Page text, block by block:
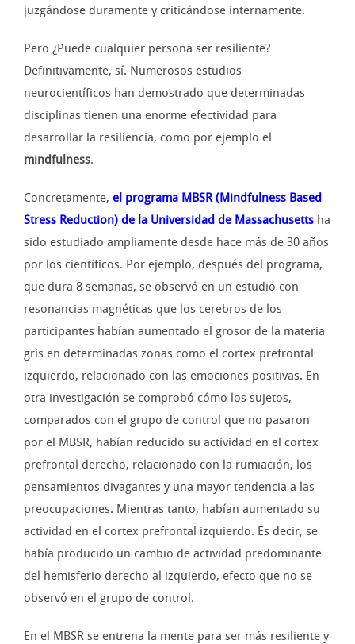
juzgándose duramente y criticándose internamente.
Pero ¿Puede cualquier persona ser resiliente?
Definitivamente, sí. Numerosos estudios
neurocientíficos han demostrado que determinadas
disciplinas tienen una enorme efectividad para
desarrollar la resiliencia, como por ejemplo el
mindfulness.
Concretamente, el programa MBSR (Mindfulness Based
Stress Reduction) de la Universidad de Massachusetts ha
sido estudiado ampliamente desde hace más de 30 años
por los científicos. Por ejemplo, después del programa,
que dura 8 semanas, se observó en un estudio con
resonancias magnéticas que los cerebros de los
participantes habían aumentado el grosor de la materia
gris en determinadas zonas como el cortex prefrontal
izquierdo, relacionado con las emociones positivas. En
otra investigación se comprobó cómo los sujetos,
comparados con el grupo de control que no pasaron
por el MBSR, habían reducido su actividad en el cortex
prefrontal derecho, relacionado con la rumiación, los
pensamientos divagantes y una mayor tendencia a las
preocupaciones. Mientras tanto, habían aumentado su
actividad en el cortex prefrontal izquierdo. Es decir, se
había producido un cambio de actividad predominante
del hemisferio derecho al izquierdo, efecto que no se
observó en el grupo de control.
En el MBSR se entrena la mente para ser más resiliente y